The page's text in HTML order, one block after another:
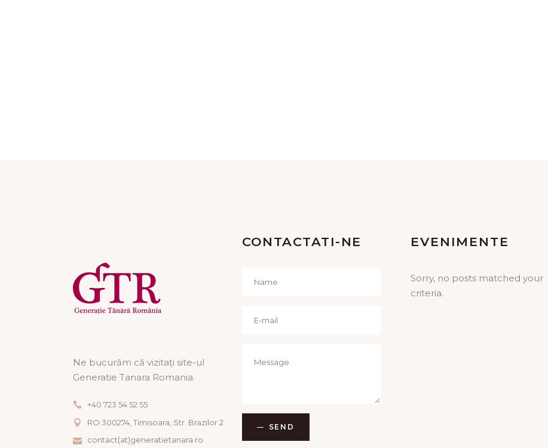
Ne bucurăm că vizitați site-ul
Generatie Tanara Romania.
+40 723 54 52 55
RO 300274, Timisoara, Str. Brazilor 2
contact(at)generatietanara.ro
CONTACTATI-NE
SEND
EVENIMENTE
Sorry, no posts matched your
criteria.